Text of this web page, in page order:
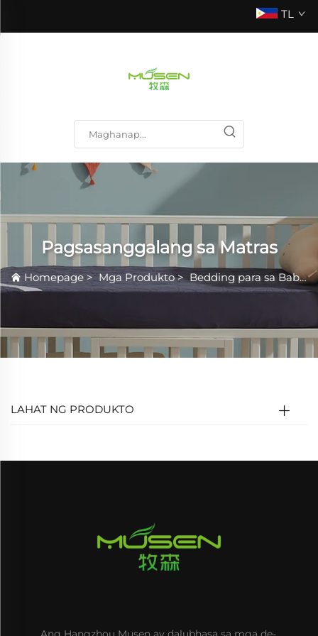
TL
Pagsasanggalang sa Matras
Homepage >Mga Produkto>Bedding para sa Baby at Kids
LAHAT NG PRODUKTO